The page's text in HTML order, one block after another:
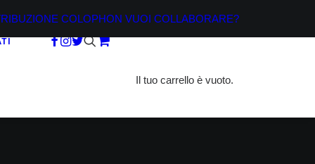
COLOPHON VUOI COLLABORARE?
Il tuo carrello è vuoto.